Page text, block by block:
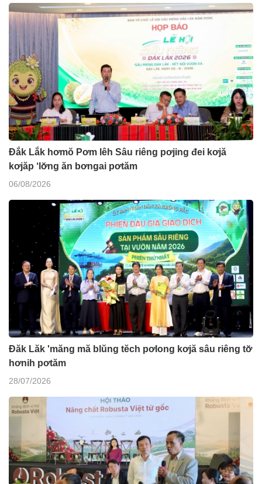
Đắk Lắk hơmŏ Pơm lêh Sâu riêng pơjing đei kơjă
kơjăp ‘lơ̆ng ăn bơngai pơtăm
06/08/2026
Đăk Lăk 'măng mă blŭng tĕch pơlong kơjă sâu riêng tơ̆
hơnih pơtăm
28/07/2026